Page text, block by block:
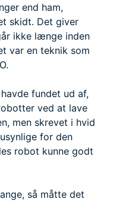
end ham,
skidt. Det giver
ikke længe inden
var en teknik som
fundet ud af,
ved at lave
men skrevet i hvid
for den
robot kunne godt
så måtte det